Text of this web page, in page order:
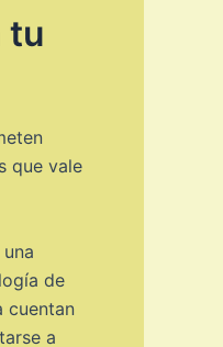
tu
que vale
de
cuentan
a